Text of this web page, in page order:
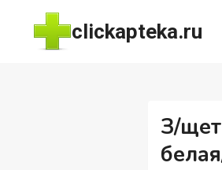
Перейти
содержимому
clickapteka.ru
З/